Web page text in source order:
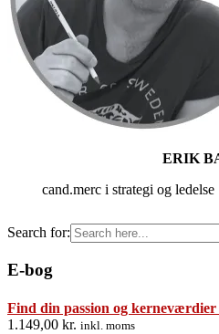
ERIK
cand.merc i strategi og
Search for:
E-bog
Find din passion og kerneværdier
1.149,00 kr. inkl. moms